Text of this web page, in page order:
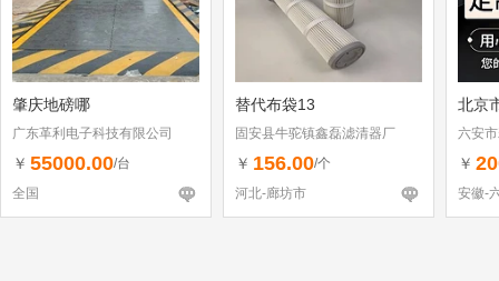
肇庆地磅哪
广东革利电子科技有限公司
￥ 55000.00/台
全国
替代布袋13
固安县牛驼镇鑫磊滤清器厂
￥ 156.00/个
河北-廊坊市
北京
六安
￥
安徽-